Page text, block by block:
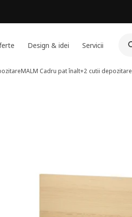
Design & idei Servicii
MALM Cadru pat înalt+2 cutii depozitare